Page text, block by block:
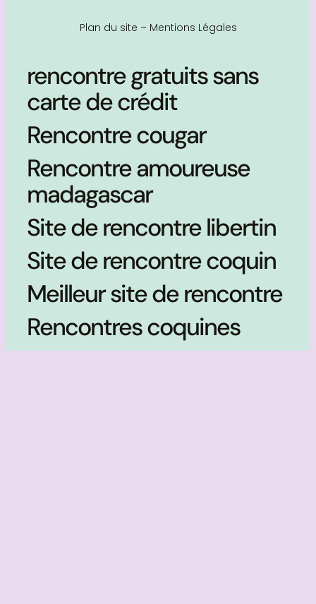
Plan du site – Mentions Légales
rencontre gratuits sans
carte de crédit
Rencontre cougar
Rencontre amoureuse
madagascar
Site de rencontre libertin
Site de rencontre coquin
Meilleur site de rencontre
Rencontres coquines